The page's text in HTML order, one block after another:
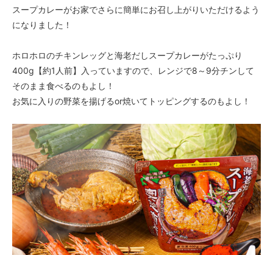
スープカレーがお家でさらに簡単にお召し上がりいただけるよう
になりました！
ホロホロのチキンレッグと海老だしスープカレーがたっぷり
400g【約1人前】入っていますので、レンジで8～9分チンして
そのまま食べるのもよし！
お気に入りの野菜を揚げるor焼いてトッピングするのもよし！